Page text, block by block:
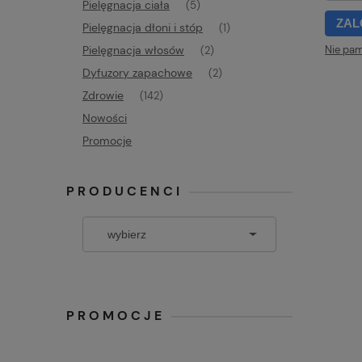
Pielęgnacja ciała (5)
Pielęgnacja dłoni i stóp (1)
Pielęgnacja włosów (2)
Dyfuzory zapachowe (2)
Zdrowie (142)
Nowości
Promocje
PRODUCENCI
PROMOCJE
Nie